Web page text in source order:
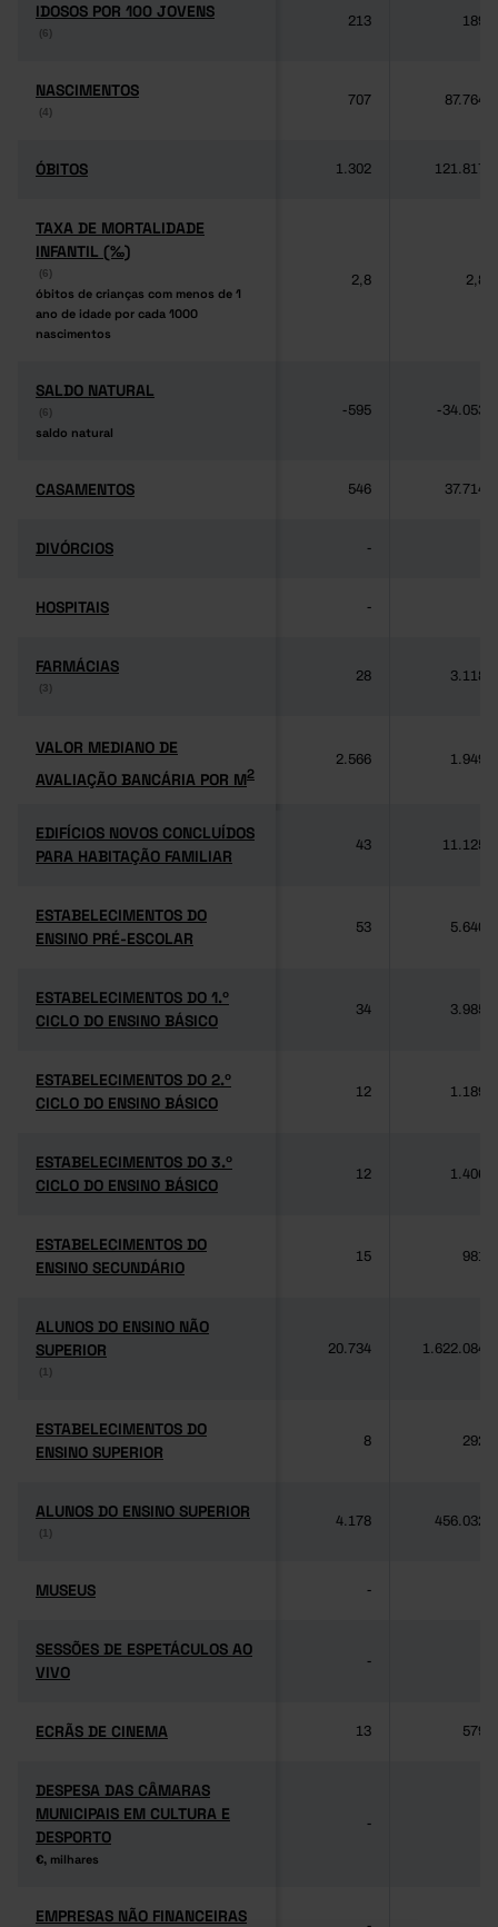
IDOSOS POR 100 JOVENS
(6)
IDOSOS POR 100 JOVENS
(6)
213 189
NASCIMENTOS
(4)
NASCIMENTOS
(4)
707 87.764
ÓBITOS
ÓBITOS 1.302 121.817
TAXA DE MORTALIDADE
INFANTIL (‰)
(6)
óbitos de crianças com menos de 1
ano de idade por cada 1000
nascimentos
TAXA DE MORTALIDADE
INFANTIL (‰)
(6)
óbitos de crianças com menos de 1
ano de idade por cada 1000
nascimentos
2,8 2,8
SALDO NATURAL
(6)
saldo natural
SALDO NATURAL
(6)
saldo natural
-595 -34.053
CASAMENTOS
CASAMENTOS 546 37.714
DIVÓRCIOS
DIVÓRCIOS -
HOSPITAIS
HOSPITAIS -
FARMÁCIAS
(3)
FARMÁCIAS
(3)
28 3.118
VALOR MEDIANO DE
AVALIAÇÃO BANCÁRIA POR M2
VALOR MEDIANO DE
AVALIAÇÃO BANCÁRIA POR M2
2.566 1.949
EDIFÍCIOS NOVOS CONCLUÍDOS
PARA HABITAÇÃO FAMILIAR
EDIFÍCIOS NOVOS CONCLUÍDOS
PARA HABITAÇÃO FAMILIAR
43 11.125
ESTABELECIMENTOS DO
ENSINO PRÉ-ESCOLAR
ESTABELECIMENTOS DO
ENSINO PRÉ-ESCOLAR
53 5.640
ESTABELECIMENTOS DO 1.º
CICLO DO ENSINO BÁSICO
ESTABELECIMENTOS DO 1.º
CICLO DO ENSINO BÁSICO
34 3.985
ESTABELECIMENTOS DO 2.º
CICLO DO ENSINO BÁSICO
ESTABELECIMENTOS DO 2.º
CICLO DO ENSINO BÁSICO
12 1.189
ESTABELECIMENTOS DO 3.º
CICLO DO ENSINO BÁSICO
ESTABELECIMENTOS DO 3.º
CICLO DO ENSINO BÁSICO
12 1.406
ESTABELECIMENTOS DO
ENSINO SECUNDÁRIO
ESTABELECIMENTOS DO
ENSINO SECUNDÁRIO
15 981
ALUNOS DO ENSINO NÃO
SUPERIOR
(1)
ALUNOS DO ENSINO NÃO
SUPERIOR
(1)
20.734 1.622.084
ESTABELECIMENTOS DO
ENSINO SUPERIOR
ESTABELECIMENTOS DO
ENSINO SUPERIOR
8 292
ALUNOS DO ENSINO SUPERIOR
(1)
ALUNOS DO ENSINO SUPERIOR
(1)
4.178 456.032
MUSEUS
MUSEUS -
SESSÕES DE ESPETÁCULOS AO
VIVO
SESSÕES DE ESPETÁCULOS AO
VIVO
-
ECRÃS DE CINEMA
ECRÃS DE CINEMA 13 579
DESPESA DAS CÂMARAS
MUNICIPAIS EM CULTURA E
DESPORTO
€, milhares
DESPESA DAS CÂMARAS
MUNICIPAIS EM CULTURA E
DESPORTO
€, milhares
-
EMPRESAS NÃO FINANCEIRAS
EMPRESAS NÃO FINANCEIRAS